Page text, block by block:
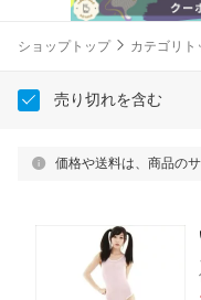
ショップトップ カテゴリト
売り切れを含む
価格や送料は、商品の